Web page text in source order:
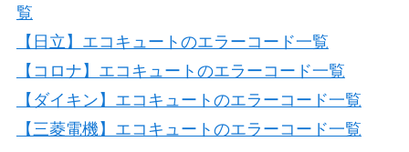
覧
【日立】エコキュートのエラーコード一覧
【コロナ】エコキュートのエラーコード一覧
【ダイキン】エコキュートのエラーコード一覧
【三菱電機】エコキュートのエラーコード一覧